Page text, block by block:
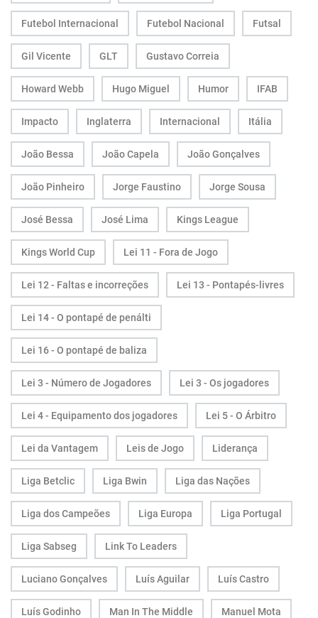
Futebol Internacional Futebol Nacional Futsal
Gil Vicente GLT Gustavo Correia
Howard Webb Hugo Miguel Humor IFAB
Impacto Inglaterra Internacional Itália
João Bessa João Capela João Gonçalves
João Pinheiro Jorge Faustino Jorge Sousa
José Bessa José Lima Kings League
Kings World Cup Lei 11 - Fora de Jogo
Lei 12 - Faltas e incorreções Lei 13 - Pontapés-livres
Lei 14 - O pontapé de penálti
Lei 16 - O pontapé de baliza
Lei 3 - Número de Jogadores Lei 3 - Os jogadores
Lei 4 - Equipamento dos jogadores Lei 5 - O Árbitro
Lei da Vantagem Leis de Jogo Liderança
Liga Betclic Liga Bwin Liga das Nações
Liga dos Campeões Liga Europa Liga Portugal
Liga Sabseg Link To Leaders
Luciano Gonçalves Luís Aguilar Luís Castro
Luís Godinho Man In The Middle Manuel Mota